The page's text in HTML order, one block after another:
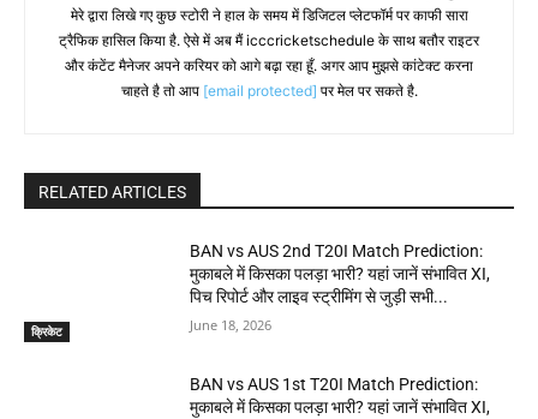
मेरे द्वारा लिखे गए कुछ स्टोरी ने हाल के समय में डिजिटल प्लेटफॉर्म पर काफी सारा
ट्रैफिक हासिल किया है. ऐसे में अब मैं icccricketschedule के साथ बतौर राइटर
और कंटेंट मैनेजर अपने करियर को आगे बढ़ा रहा हूँ. अगर आप मुझसे कांटेक्ट करना
चाहते है तो आप [email protected] पर मेल पर सकते है.
RELATED ARTICLES
क्रिकेट
BAN vs AUS 2nd T20I Match Prediction:
मुकाबले में किसका पलड़ा भारी? यहां जानें संभावित XI,
पिच रिपोर्ट और लाइव स्ट्रीमिंग से जुड़ी सभी...
June 18, 2026
BAN vs AUS 1st T20I Match Prediction:
मुकाबले में किसका पलड़ा भारी? यहां जानें संभावित XI,